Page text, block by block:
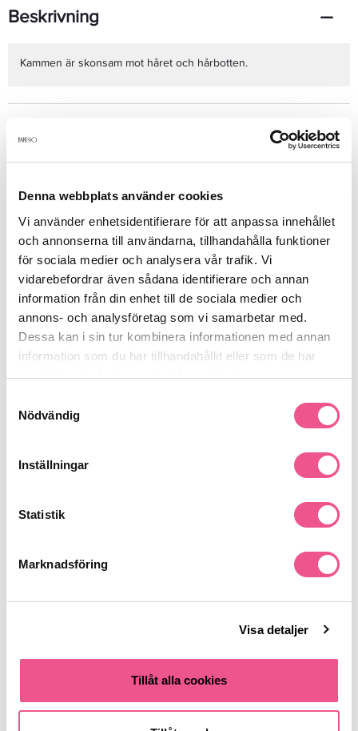
Denna webbplats använder cookies
Vi använder enhetsidentifierare för att anpassa innehållet
och annonserna till användarna, tillhandahålla funktioner
för sociala medier och analysera vår trafik. Vi
vidarebefordrar även sådana identifierare och annan
information från din enhet till de sociala medier och
annons- och analysföretag som vi samarbetar med.
Dessa kan i sin tur kombinera informationen med annan
information som du har tillhandahållit eller som de har
samlat in när du har använt deras tjänster.
Nödvändig
Inställningar
Statistik
Marknadsföring
Visa detaljer
Tillåt alla cookies
Beskrivning
Kammen är skonsam mot håret och hårbotten.
Finns i:
Frisörshop Borstar & Kammar Kammar
Liknande produkter
LÄGG I VARUKORGEN